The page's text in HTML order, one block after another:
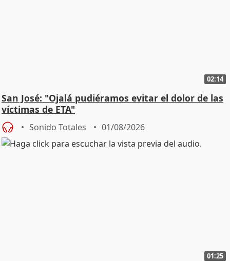
02:14
San José: "Ojalá pudiéramos evitar el dolor de las
víctimas de ETA"
Sonido Totales 01/08/2026
01:25